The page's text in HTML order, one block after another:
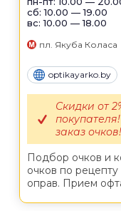
сб: 10.00 — 19.00
вс: 10.00 — 18.00
пл. Якуба Коласа
optikayarko.by
Подбор очков и
очков по
оправ. Прием
Скидки от
заказ